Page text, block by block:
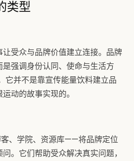
类型
受众与品牌价值建立连接。品牌
强调身份认同、使命与生活方
它并不是靠宣传能量饮料建立品
动的故事实现的。
、学院、资源库——将品牌定位
。它们帮助受众解决真实问题，